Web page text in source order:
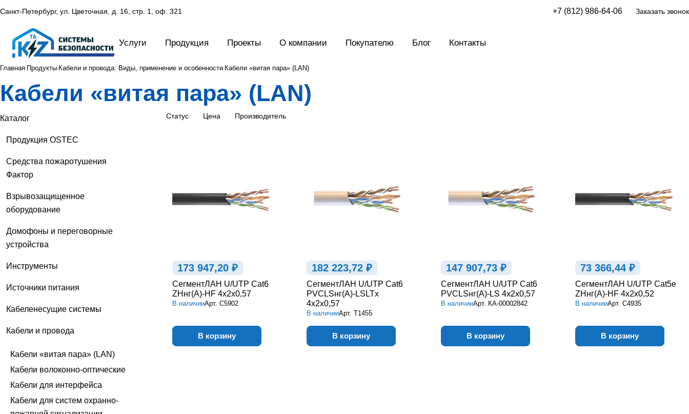
Санкт-Петербург, ул. Цветочная, д. 16, стр. 1, оф. 321 +7 (812) 986-64-06 Заказать звонок
Услуги Продукция Проекты О компании Покупателю Блог Контакты
Главная Продукты Кабели и провода: Виды, применение и особенности Кабели «витая пара» (LAN)
Кабели «витая пара» (LAN)
Статус Цена Производитель
173 947,20 ₽
СегментЛАН U/UTP Cat6
ZHнг(А)-HF 4х2х0,57
В наличииАрт. С5902
В корзину
182 223,72 ₽
СегментЛАН U/UTP Cat6
PVCLSнг(А)-LSLTx
4х2х0,57
В наличииАрт. Т1455
В корзину
147 907,73 ₽
СегментЛАН U/UTP Cat6
PVCLSнг(А)-LS 4х2х0,57
В наличииАрт. КА-00002842
В корзину
73 366,44 ₽
СегментЛАН U/UTP Cat5e
ZHнг(А)-HF 4х2х0,52
В наличииАрт. С4935
В корзину
Каталог
Продукция OSTEC
Средства пожаротушения
Фактор
Взрывозащищенное
оборудование
Домофоны и переговорные
устройства
Инструменты
Источники питания
Кабеленесущие системы
Кабели и провода
Кабели «витая пара» (LAN)
Кабели волоконно-оптические
Кабели для интерфейса
Кабели для систем охранно-